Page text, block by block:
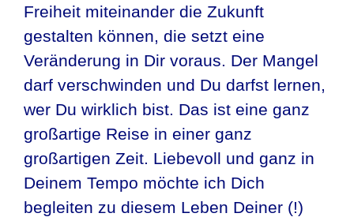
Freiheit miteinander die Zukunft
gestalten können, die setzt eine
Veränderung in Dir voraus. Der Mangel
darf verschwinden und Du darfst lernen,
wer Du wirklich bist. Das ist eine ganz
großartige Reise in einer ganz
großartigen Zeit. Liebevoll und ganz in
Deinem Tempo möchte ich Dich
begleiten zu diesem Leben Deiner (!)